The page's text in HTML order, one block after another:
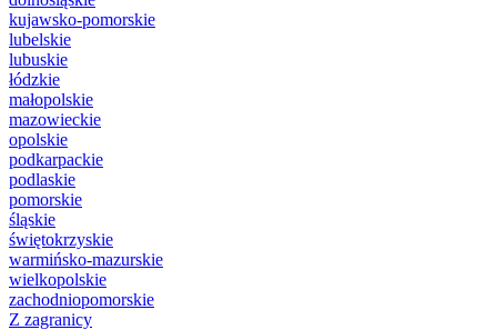
kujawsko-pomorskie
lubelskie
lubuskie
łódzkie
małopolskie
mazowieckie
opolskie
podkarpackie
podlaskie
pomorskie
śląskie
świętokrzyskie
warmińsko-mazurskie
wielkopolskie
zachodniopomorskie
Z zagranicy